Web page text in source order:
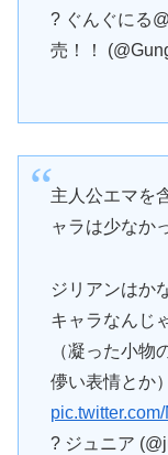
? ぐんぐにる
売！！
主人公エマを
ャラは少なか
ジリアンはか
キャラなんじ
（凝った小物
儚い表情とか）
? ジュニア